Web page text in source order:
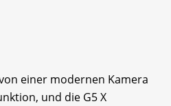
einer modernen Kamera
und die G5 X